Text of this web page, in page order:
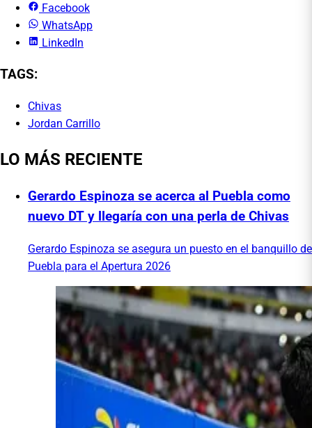
Facebook
WhatsApp
LinkedIn
TAGS:
Chivas
Jordan Carrillo
LO MÁS RECIENTE
Gerardo Espinoza se acerca al Puebla como
nuevo DT y llegaría con una perla de Chivas
Gerardo Espinoza se asegura un puesto en el banquillo de
Puebla para el Apertura 2026